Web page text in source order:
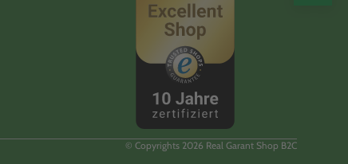
© Copyrights 2026 Real Garant Shop B2C